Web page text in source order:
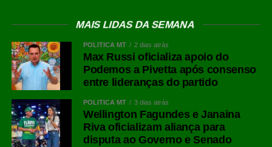
MAIS LIDAS DA SEMANA
POLÍTICA MT 2 dias atrás
Max Russi oficializa apoio do
Podemos a Pivetta após consenso
entre lideranças do partido
POLÍTICA MT 3 dias atrás
Wellington Fagundes e Janaina
Riva oficializam aliança para
disputa ao Governo e Senado